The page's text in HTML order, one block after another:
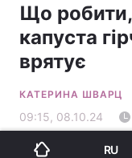
Що
капуста
врятує
КАТЕРИНА ШВАРЦ
09:15, 08.10.24
RU